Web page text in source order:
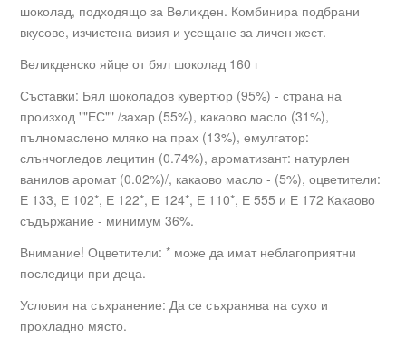
шоколад, подходящо за Великден. Комбинира подбрани
вкусове, изчистена визия и усещане за личен жест.
Великденско яйце от бял шоколад 160 г
Съставки: Бял шоколадов кувертюр (95%) - страна на
произход ""ЕС"" /захар (55%), какаово масло (31%),
пълномаслено мляко на прах (13%), емулгатор:
слънчогледов лецитин (0.74%), ароматизант: натурлен
ванилов аромат (0.02%)/, какаово масло - (5%), оцветители:
Е 133, Е 102*, Е 122*, Е 124*, Е 110*, Е 555 и Е 172 Какаово
съдържание - минимум 36%.
Внимание! Оцветители: * може да имат неблагоприятни
последици при деца.
Условия на съхранение: Да се съхранява на сухо и
прохладно място.